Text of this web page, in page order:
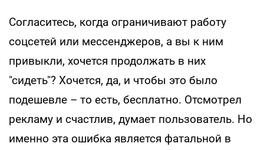
Согласитесь, когда ограничивают работу
соцсетей или мессенджеров, а вы к ним
привыкли, хочется продолжать в них
"сидеть"? Хочется, да, и чтобы это было
подешевле – то есть, бесплатно. Отсмотрел
рекламу и счастлив, думает пользователь. Но
именно эта ошибка является фатальной в